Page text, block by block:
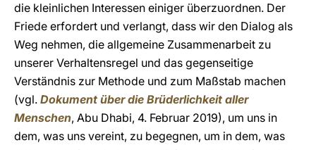
die kleinlichen Interessen einiger überzuordnen. Der
Friede erfordert und verlangt, dass wir den Dialog als
Weg nehmen, die allgemeine Zusammenarbeit zu
unserer Verhaltensregel und das gegenseitige
Verständnis zur Methode und zum Maßstab machen
(vgl. Dokument über die Brüderlichkeit aller
Menschen, Abu Dhabi, 4. Februar 2019), um uns in
dem, was uns vereint, zu begegnen, um in dem, was